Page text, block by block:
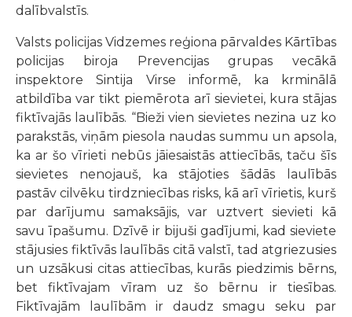
dalībvalstīs.
Valsts policijas Vidzemes reģiona pārvaldes Kārtības
policijas biroja Prevencijas grupas vecākā
inspektore Sintija Virse informē, ka krminālā
atbildība var tikt piemērota arī sievietei, kura stājas
fiktīvajās laulībās. “Bieži vien sievietes nezina uz ko
parakstās, viņām piesola naudas summu un apsola,
ka ar šo vīrieti nebūs jāiesaistās attiecībās, taču šīs
sievietes nenojauš, ka stājoties šādās laulībās
pastāv cilvēku tirdzniecības risks, kā arī vīrietis, kurš
par darījumu samaksājis, var uztvert sievieti kā
savu īpašumu. Dzīvē ir bijuši gadījumi, kad sieviete
stājusies fiktīvās laulībās citā valstī, tad atgriezusies
un uzsākusi citas attiecības, kurās piedzimis bērns,
bet fiktīvajam vīram uz šo bērnu ir tiesības.
Fiktīvajām laulībām ir daudz smagu seku par